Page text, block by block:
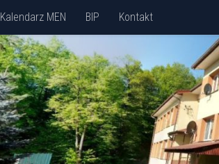
Kalendarz MEN BIP Kontakt